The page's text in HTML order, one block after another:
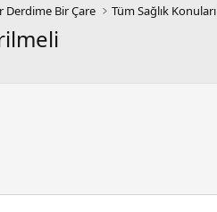
Derdime Bir Çare Tüm Sağlık Konuları